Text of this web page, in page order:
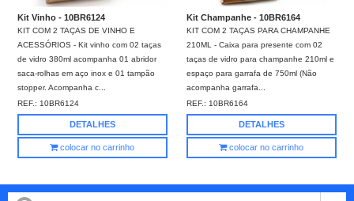
Kit Vinho - 10BR6124
KIT COM 2 TAÇAS DE VINHO E
ACESSÓRIOS - Kit vinho com 02 taças
de vidro 380ml acompanha 01 abridor
saca-rolhas em aço inox e 01 tampão
stopper. Acompanha c...
REF.:10BR6124
DETALHES
colocar no carrinho
Kit Champanhe - 10BR6164
KIT COM 2 TAÇAS PARA CHAMPANHE
210ML - Caixa para presente com 02
taças de vidro para champanhe 210ml e
espaço para garrafa de 750ml (Não
acompanha garrafa...
REF.:10BR6164
DETALHES
colocar no carrinho